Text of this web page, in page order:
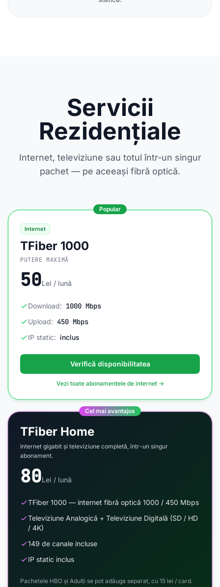
Servicii
Rezidențiale
Internet, televiziune sau totul într-un singur
pachet — pe aceeași fibră optică.
Popular
Internet
TFiber 1000
PUTERE MAXIMĂ
50Lei / lună
Download: 1000 Mbps
Upload: 450 Mbps
IP static: inclus
Verifică disponibilitatea
Vezi toate abonamentele de internet →
Cel mai avantajos
TFiber Home
Internet gigabit și televiziune completă, într-un singur
abonament.
80Lei / lună
TFiber 1000 — internet fibră optică 1000 / 450 Mbps
Televiziune Analogică + Televiziune Digitală (SD / HD
/ 4K)
149 de canale incluse
IP static inclus
Pachetele HBO și Adulți se pot adăuga separat, cu 15 lei / card.